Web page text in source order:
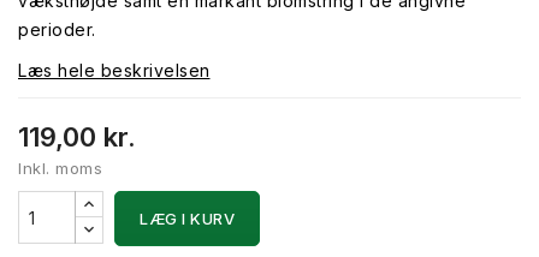
perioder.
Læs hele beskrivelsen
119,00 kr.
Inkl. moms
LÆG I KURV